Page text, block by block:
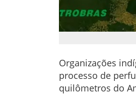
Organizações
processo de
quilômetros do